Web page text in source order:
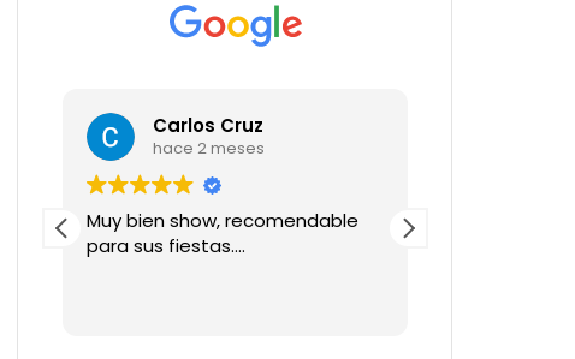
Carlos Cruz
hace 2 meses
Muy bien show, recomendable
para sus fiestas....